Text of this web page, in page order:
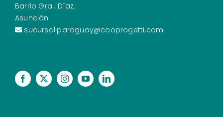
Barrio Gral. Díaz;
Asunción
sucursal.paraguay@cooprogetti.com